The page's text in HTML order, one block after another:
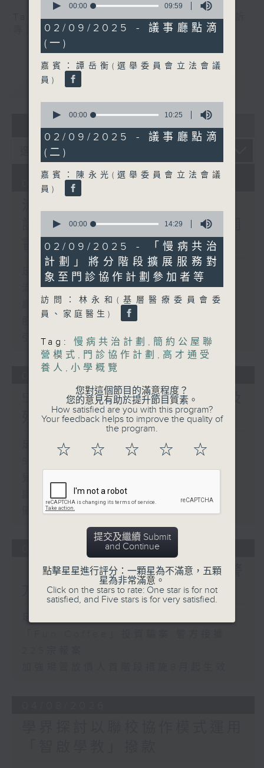
Tag: 中暑,工作暑熱警告,流動圖書館,申訴
自助圖書站, 預防工作時中暑指引
重溫 CATCHUP
07 - 08 2026
07/08/2026
訴專員主動調查康文署三項圖
書館服務
足本 Full (HKT 17:00 - 18:00)
流動圖書館使用人數參差 申訴專員主動
調查康文署三項圖書館服務
服務業總工會公布《預防工作時中暑指
引》執行情況調查結果
06/08/2026
5歲男童被虐致死 母親誤殺及
殘酷對待兒童罪成判囚22年
足本 Full (HKT 17:00 - 18:00)
議員關注教科書價格升幅對基層影響 提
優化學校書簿津貼計劃等建議
05/08/2026
「Fun Coffee」投資騙案 警
方接獲225宗報案
足本 Full (HKT 17:00 - 18:00)
seconds
9
minutes,
59
seconds
00:00 09:59
02/09/2025 - 議事廳點滴
(一)
嘉賓：譚岳衡(選舉委員會立法會議
員)
seconds
10
minutes,
25
seconds
00:00 10:25
02/09/2025 - 議事廳點滴
(二)
嘉賓：陳永光(選舉委員會立法會議
員)
seconds
14
minutes,
29
seconds
00:00 14:29
02/09/2025 - 「慢病共治
計劃」將分階段擴展服務對
象至門診協作計劃參加者等
訪問：林永和(基層醫療委員會委
員、家庭醫生)
Tag: 慢病共治計劃 , 簡約公屋聯
營模式 , 門診協作計劃 , 高才通受
養人 , 小學概覽
您對這個節目的滿意程度？
您的意見有助於提升節目質素。
How satisfied are you with this program?
Your feedback helps to improve the quality of
the program.
☆ ☆ ☆ ☆ ☆
提交及繼續 Submit
and Continue
點擊星星進行評分：一顆星為不滿意，五顆
星為非常滿意。
Click on the stars to rate: One star is for not
satisfied, and Five stars is for very satisfied.